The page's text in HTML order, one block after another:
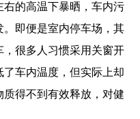
右的高温下暴晒，车内污
即便是室内停车场，其
很多人习惯采用关窗开
车内温度，但实际上却
得不到有效释放，对健